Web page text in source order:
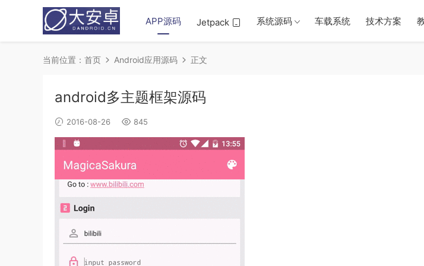
APP源码 Jetpack 系统源码 车载系统 技术方案
当前位置： 首页 Android应用源码 正文
android多主题框架源码
2016-08-26 845